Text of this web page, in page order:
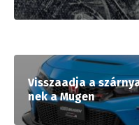
Visszaadja a
nek a Mugen